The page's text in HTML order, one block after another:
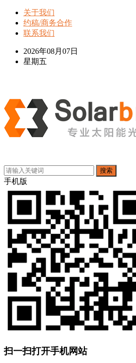
关于我们
约稿/商务合作
联系我们
2026年08月07日
星期五
搜索
手机版
扫一扫打开手机网站